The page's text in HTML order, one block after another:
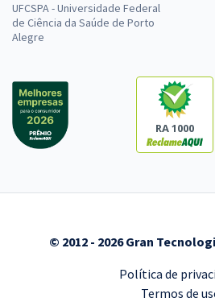
UFCSPA - Universidade Federal
de Ciência da Saúde de Porto
Alegre
RA 1000
© 2012 - 2026 Gran
Política de
Termos de